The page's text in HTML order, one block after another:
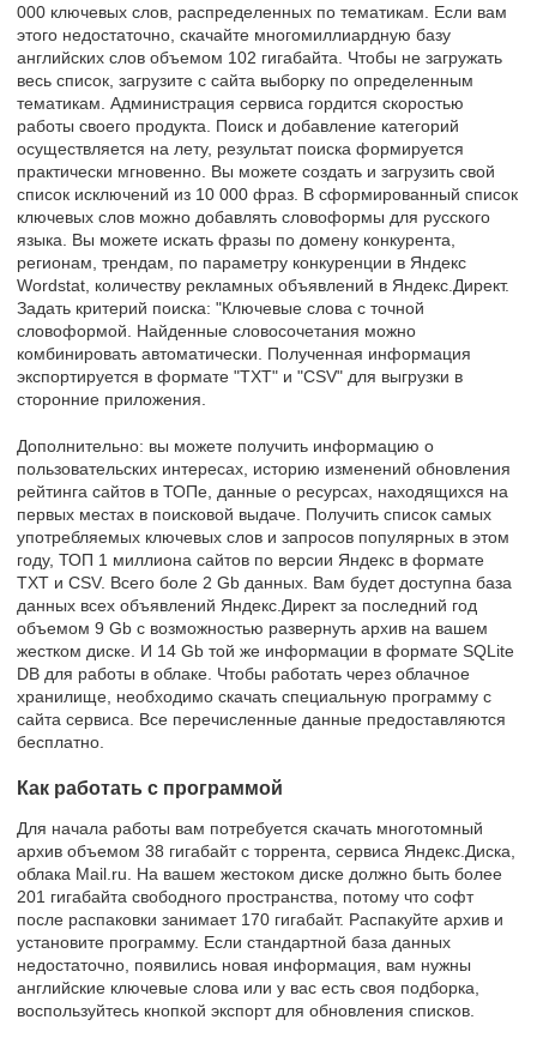
000 ключевых слов, распределенных по тематикам. Если вам
этого недостаточно, скачайте многомиллиардную базу
английских слов объемом 102 гигабайта. Чтобы не загружать
весь список, загрузите с сайта выборку по определенным
тематикам. Администрация сервиса гордится скоростью
работы своего продукта. Поиск и добавление категорий
осуществляется на лету, результат поиска формируется
практически мгновенно. Вы можете создать и загрузить свой
список исключений из 10 000 фраз. В сформированный список
ключевых слов можно добавлять словоформы для русского
языка. Вы можете искать фразы по домену конкурента,
регионам, трендам, по параметру конкуренции в Яндекс
Wordstat, количеству рекламных объявлений в Яндекс.Директ.
Задать критерий поиска: "Ключевые слова с точной
словоформой. Найденные словосочетания можно
комбинировать автоматически. Полученная информация
экспортируется в формате "TXT" и "CSV" для выгрузки в
сторонние приложения.
Дополнительно: вы можете получить информацию о
пользовательских интересах, историю изменений обновления
рейтинга сайтов в ТОПе, данные о ресурсах, находящихся на
первых местах в поисковой выдаче. Получить список самых
употребляемых ключевых слов и запросов популярных в этом
году, ТОП 1 миллиона сайтов по версии Яндекс в формате
TXT и CSV. Всего боле 2 Gb данных. Вам будет доступна база
данных всех объявлений Яндекс.Директ за последний год
объемом 9 Gb с возможностью развернуть архив на вашем
жестком диске. И 14 Gb той же информации в формате SQLite
DB для работы в облаке. Чтобы работать через облачное
хранилище, необходимо скачать специальную программу с
сайта сервиса. Все перечисленные данные предоставляются
бесплатно.
Как работать с программой
Для начала работы вам потребуется скачать многотомный
архив объемом 38 гигабайт с торрента, сервиса Яндекс.Диска,
облака Mail.ru. На вашем жестоком диске должно быть более
201 гигабайта свободного пространства, потому что софт
после распаковки занимает 170 гигабайт. Распакуйте архив и
установите программу. Если стандартной база данных
недостаточно, появились новая информация, вам нужны
английские ключевые слова или у вас есть своя подборка,
воспользуйтесь кнопкой экспорт для обновления списков.